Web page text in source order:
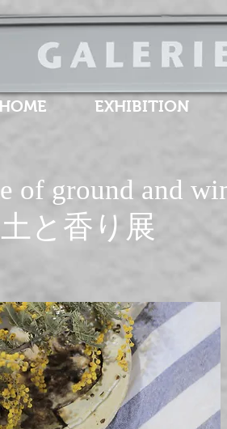
HOME EXHIBITION
of ground and
と香り展